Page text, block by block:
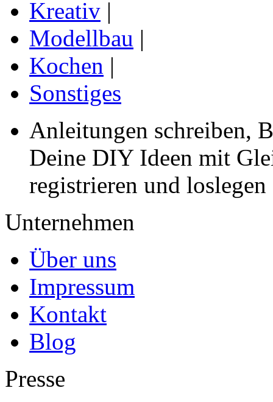
Kreativ |
Modellbau |
Kochen |
Sonstiges
Anleitungen schreiben,
Deine DIY Ideen mit
registrieren und loslegen
Unternehmen
Über uns
Impressum
Kontakt
Blog
Presse